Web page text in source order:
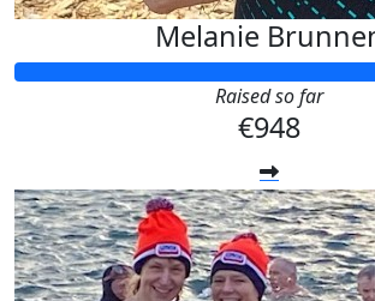
Melanie
Raised so far
€948